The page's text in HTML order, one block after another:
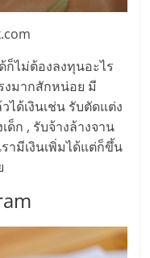
ก็ไม่ต้องลงทุนอะไร
งมากสักหน่อย มี
ด้เงินเช่น รับตัดแต่ง
ด็ก , รับจ้างล้างจาน
ามีเงินเพิ่มได้แต่ก็ขึ้น